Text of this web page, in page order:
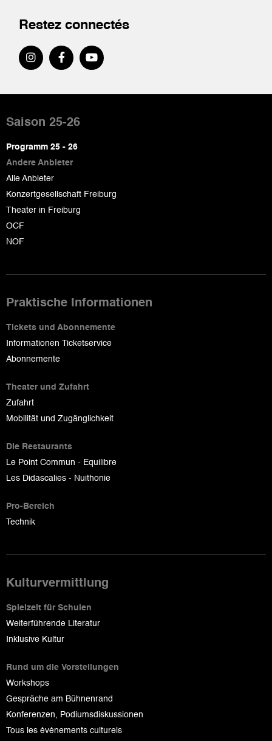
Restez connectés
de
page
Saison 25-26
Programm 25 - 26
Andere Anbieter
Alle Anbieter
Konzertgesellschaft Freiburg
Theater in Freiburg
OCF
NOF
Praktische Informationen
Tickets und Abonnemente
Informationen Ticketservice
Abonnemente
Theater und Zufahrt
Zufahrt
Mobilität und Zugänglichkeit
Die Restaurants
Le Point Commun - Equilibre
Les Didascalies - Nuithonie
Pro-Bereich
Technik
Kulturvermittlung
Spielzeit für Schulen
Weiterführende Literatur
Inklusive Kultur
Rund um die Vorstellungen
Workshops
Gespräche am Bühnenrand
Konferenzen, Podiumsdiskussionen
Tous les événements culturels